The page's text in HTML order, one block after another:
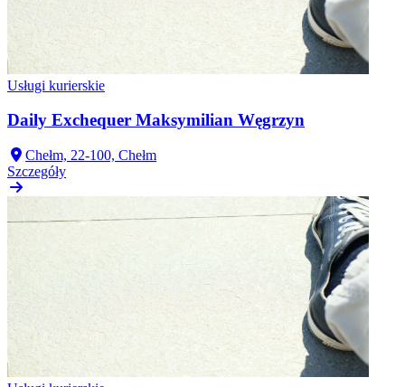
Usługi kurierskie
Daily Exchequer Maksymilian Węgrzyn
Chełm, 22-100, Chełm
Szczegóły